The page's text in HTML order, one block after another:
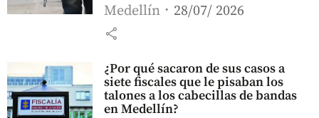
Medellín 28/07/ 2026
share
¿Por qué sacaron de sus casos a
siete fiscales que le pisaban los
talones a los cabecillas de bandas
en Medellín?